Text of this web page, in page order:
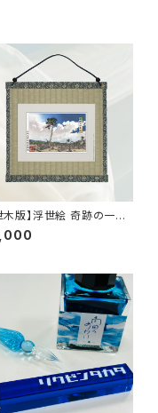
木版】浮世絵 奇跡の一本
額縁版）26.5cm×26.5c